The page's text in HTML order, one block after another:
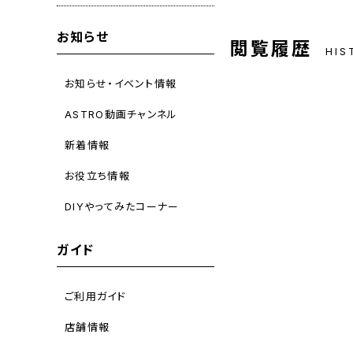
お知らせ
お知らせ・イベント情報
ASTRO動画チャンネル
新着情報
お役立ち情報
DIYやってみたコーナー
ガイド
ご利用ガイド
店舗情報
閲覧履歴